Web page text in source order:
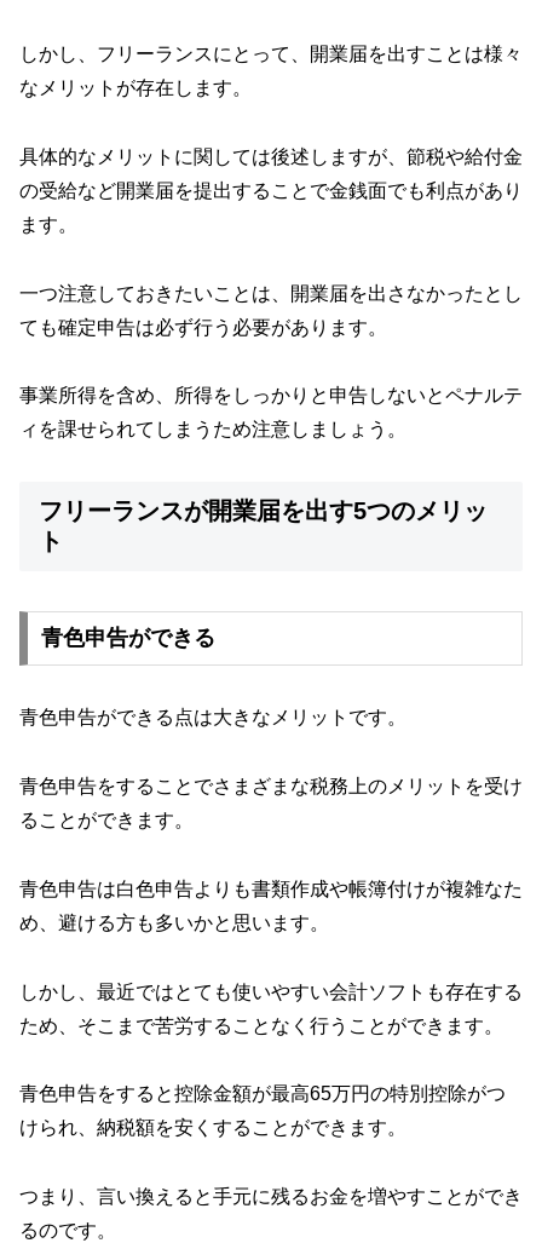
しかし、フリーランスにとって、開業届を出すことは様々
なメリットが存在します。
具体的なメリットに関しては後述しますが、節税や給付金
の受給など開業届を提出することで金銭面でも利点があり
ます。
一つ注意しておきたいことは、開業届を出さなかったとし
ても確定申告は必ず行う必要があります。
事業所得を含め、所得をしっかりと申告しないとペナルテ
ィを課せられてしまうため注意しましょう。
フリーランスが開業届を出す5つのメリッ
ト
青色申告ができる
青色申告ができる点は大きなメリットです。
青色申告をすることでさまざまな税務上のメリットを受け
ることができます。
青色申告は白色申告よりも書類作成や帳簿付けが複雑なた
め、避ける方も多いかと思います。
しかし、最近ではとても使いやすい会計ソフトも存在する
ため、そこまで苦労することなく行うことができます。
青色申告をすると控除金額が最高65万円の特別控除がつ
けられ、納税額を安くすることができます。
つまり、言い換えると手元に残るお金を増やすことができ
るのです。